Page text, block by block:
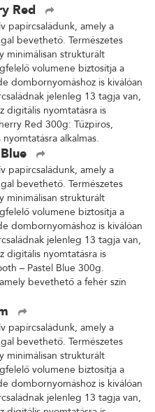
Red
papírcsaládunk, amely a
bevethető. Természetes
minimálisan strukturált
volumene biztosítja a
dombornyomáshoz is kiválóan
jelenleg 13 tagja van,
digitális nyomtatásra is
Red 300g: Tűzpiros,
alkalmas.
papírcsaládunk, amely a
bevethető. Természetes
minimálisan strukturált
volumene biztosítja a
dombornyomáshoz is kiválóan
jelenleg 13 tagja van,
digitális nyomtatásra is
– Pastel Blue 300g.
bevethető a fehér szín
papírcsaládunk, amely a
bevethető. Természetes
minimálisan strukturált
volumene biztosítja a
dombornyomáshoz is kiválóan
jelenleg 13 tagja van,